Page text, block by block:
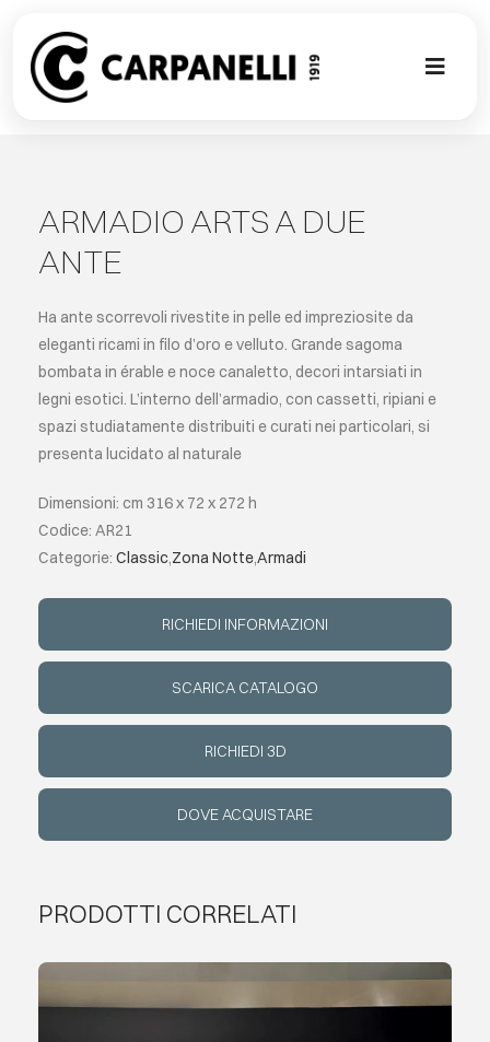
content
Toggle
PROJECT
SU MISURA
CONTATTI
ARMADIO ARTS A DUE
ANTE
Ha ante scorrevoli rivestite in pelle ed impreziosite da
eleganti ricami in filo d’oro e velluto. Grande sagoma
bombata in érable e noce canaletto, decori intarsiati in
legni esotici. L’interno dell’armadio, con cassetti, ripiani e
spazi studiatamente distribuiti e curati nei particolari, si
presenta lucidato al naturale
Dimensioni: cm 316 x 72 x 272 h
Codice: AR21
Categorie: Classic,Zona Notte,Armadi
RICHIEDI INFORMAZIONI
SCARICA CATALOGO
RICHIEDI 3D
DOVE ACQUISTARE
PRODOTTI CORRELATI